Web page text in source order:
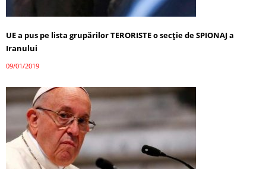
UE a pus pe lista grupărilor TERORISTE o secţie de SPIONAJ a
Iranului
09/01/2019